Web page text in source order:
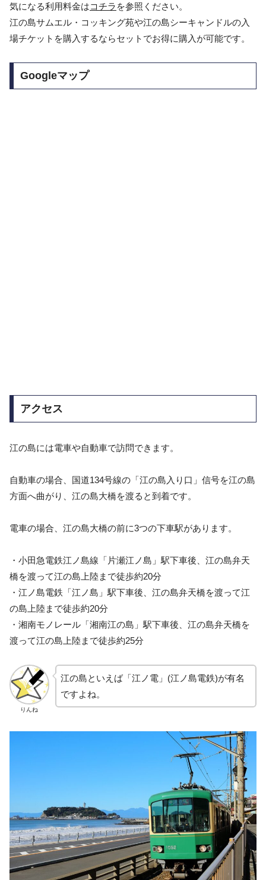
気になる利用料金はコチラ を参照ください。
江の島サムエル・コッキング苑や江の島シーキャンドルの入
場チケットを購入するならセットでお得に購入が可能です。
Googleマップ
アクセス
江の島には電車や自動車で訪問できます。
自動車の場合、国道134号線の「江の島入り口」信号を江の島
方面へ曲がり、江の島大橋を渡ると到着です。
電車の場合、江の島大橋の前に3つの下車駅があります。
・小田急電鉄江ノ島線「片瀬江ノ島」駅下車後、江の島弁天
橋を渡って江の島上陸まで徒歩約20分
・江ノ島電鉄「江ノ島」駅下車後、江の島弁天橋を渡って江
の島上陸まで徒歩約20分
・湘南モノレール「湘南江の島」駅下車後、江の島弁天橋を
渡って江の島上陸まで徒歩約25分
りんね
江の島といえば「江ノ電」(江ノ島電鉄)が有名
ですよね。